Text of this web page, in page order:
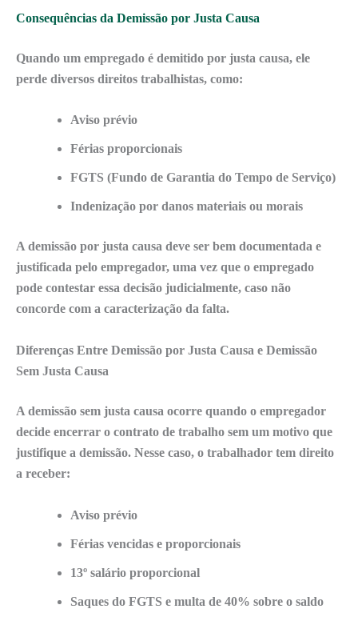
Consequências da Demissão por Justa Causa
Quando um empregado é demitido por justa causa, ele
perde diversos direitos trabalhistas, como:
Aviso prévio
Férias proporcionais
FGTS (Fundo de Garantia do Tempo de Serviço)
Indenização por danos materiais ou morais
A demissão por justa causa deve ser bem documentada e
justificada pelo empregador, uma vez que o empregado
pode contestar essa decisão judicialmente, caso não
concorde com a caracterização da falta.
Diferenças Entre Demissão por Justa Causa e Demissão
Sem Justa Causa
A demissão sem justa causa ocorre quando o empregador
decide encerrar o contrato de trabalho sem um motivo que
justifique a demissão. Nesse caso, o trabalhador tem direito
a receber:
Aviso prévio
Férias vencidas e proporcionais
13º salário proporcional
Saques do FGTS e multa de 40% sobre o saldo